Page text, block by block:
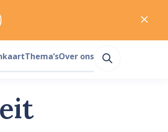
Thema’sOver ons